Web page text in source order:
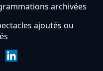
archivées
ajoutés ou